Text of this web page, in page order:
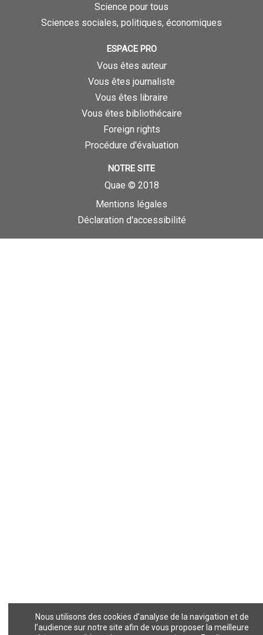
Nous utilisons des cookies d’analyse de la navigation et de
l’audience sur notre site afin de vous proposer la meilleure
Science pour tous
Sciences sociales, politiques, économiques
ESPACE PRO
Vous êtes auteur
Vous êtes journaliste
Vous êtes libraire
Vous êtes bibliothécaire
Foreign rights
Procédure d'évaluation
NOTRE SITE
Quae © 2018
Mentions légales
Déclaration d'accessibilité